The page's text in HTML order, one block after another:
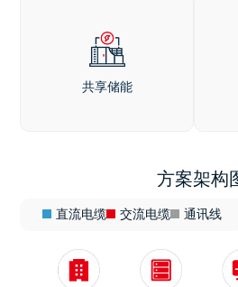
共享储能
方案架构
直流电缆 交流电缆 通讯线